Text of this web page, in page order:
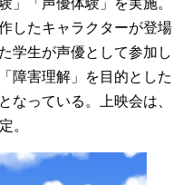
」「声優体験」を実施。
したキャラクターが登場
学生が声優として参加し
障害理解」を目的とした
なっている。上映会は、
。